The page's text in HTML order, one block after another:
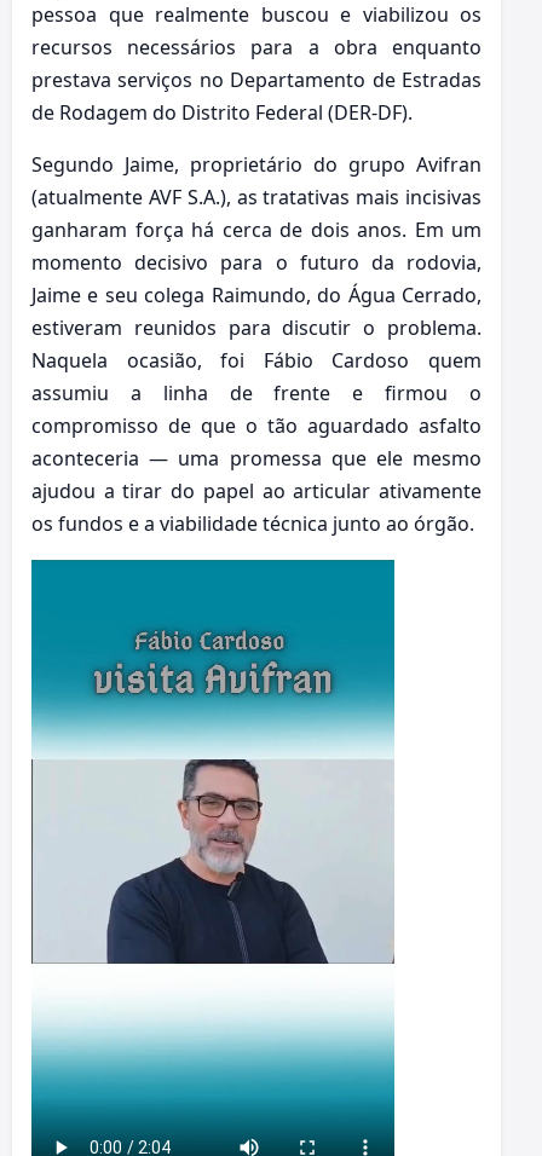
pessoa que realmente buscou e viabilizou os
recursos necessários para a obra enquanto
prestava serviços no Departamento de Estradas
de Rodagem do Distrito Federal (DER-DF).
Segundo Jaime, proprietário do grupo Avifran
(atualmente AVF S.A.), as tratativas mais incisivas
ganharam força há cerca de dois anos. Em um
momento decisivo para o futuro da rodovia,
Jaime e seu colega Raimundo, do Água Cerrado,
estiveram reunidos para discutir o problema.
Naquela ocasião, foi Fábio Cardoso quem
assumiu a linha de frente e firmou o
compromisso de que o tão aguardado asfalto
aconteceria — uma promessa que ele mesmo
ajudou a tirar do papel ao articular ativamente
os fundos e a viabilidade técnica junto ao órgão.